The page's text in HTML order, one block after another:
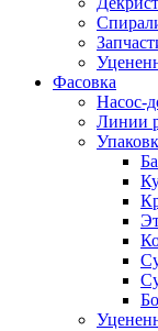
Фасовка
Насос-
Линии